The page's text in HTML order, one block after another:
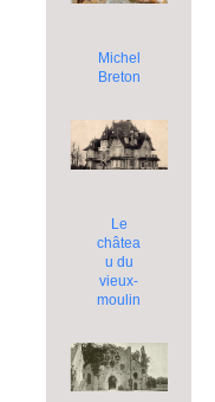
Michel
Breton
Le
châtea
u du
vieux-
moulin